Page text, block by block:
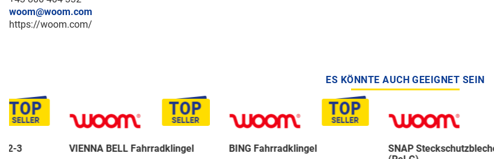
woom@woom.com
https://woom.com/
ES KÖNNTE AUCH GEEIGNET SEIN
VIENNA BELL Fahrradklingel BING Fahrradklingel
SNAP Steckschutzbleche ( 2)